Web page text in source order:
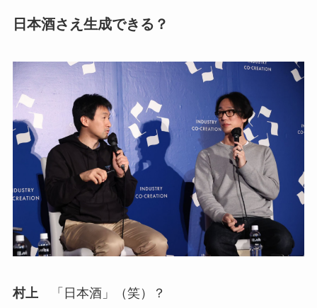
日本酒さえ生成できる？
村上 「日本酒」（笑）？